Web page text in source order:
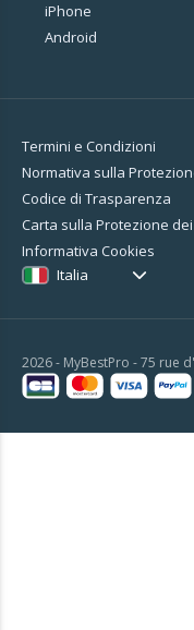
iPhone
Android
Termini e Condizioni
Normativa sulla
Codice di Trasparenza
Carta sulla Protezione
Informativa Cookies
Italia
2026 - MyBestPro - 75 rue